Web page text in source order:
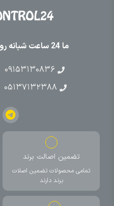
ما 24 ساعت شبانه روز در کنار شما هستیم
۰۹۱۵۳۱۳۰۸۳۶
۰۵۱۳۷۱۳۲۳۸۸
تضمین اصالت برند
تمامی محصولات تضمین اصلات
برند دارند